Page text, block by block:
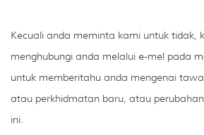
Kecuali anda meminta kami untuk tidak,
menghubungi anda melalui e-mel pada
untuk memberitahu anda mengenai
atau perkhidmatan baru, atau
ini.